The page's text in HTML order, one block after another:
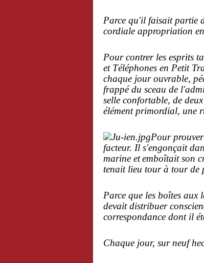
Parce qu'il faisait partie
cordiale appropriation
Pour contrer les esprits
et Téléphones en Petit
chaque jour ouvrable,
frappé du sceau de
selle confortable, de
élément primordial, une
Pour
facteur. Il s'engonçait
marine etemboîtait son
tenait lieu tour à tour de
Parce que les boîtes aux
devaitdistribuer
correspondance dont il
Chaque jour, sur neuf